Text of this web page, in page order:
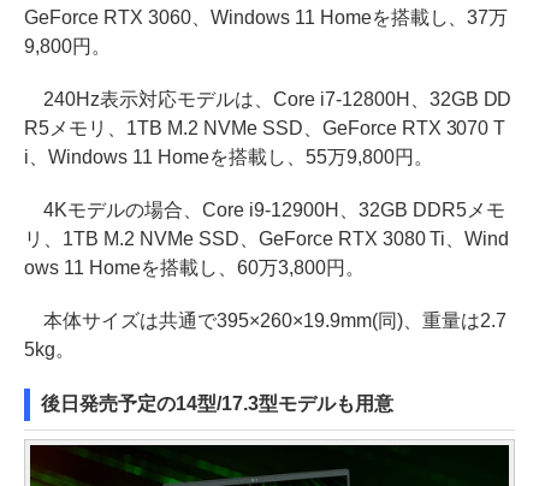
GeForce RTX 3060、Windows 11 Homeを搭載し、37万
9,800円。
240Hz表示対応モデルは、Core i7-12800H、32GB DD
R5メモリ、1TB M.2 NVMe SSD、GeForce RTX 3070 T
i、Windows 11 Homeを搭載し、55万9,800円。
4Kモデルの場合、Core i9-12900H、32GB DDR5メモ
リ、1TB M.2 NVMe SSD、GeForce RTX 3080 Ti、Wind
ows 11 Homeを搭載し、60万3,800円。
本体サイズは共通で395×260×19.9mm(同)、重量は2.7
5kg。
後日発売予定の14型/17.3型モデルも用意